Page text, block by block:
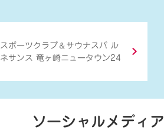
スポーツクラブ ＆ サウナスパ ル
ネサンス 竜ヶ崎ニュータウン24
ソーシャルメディア